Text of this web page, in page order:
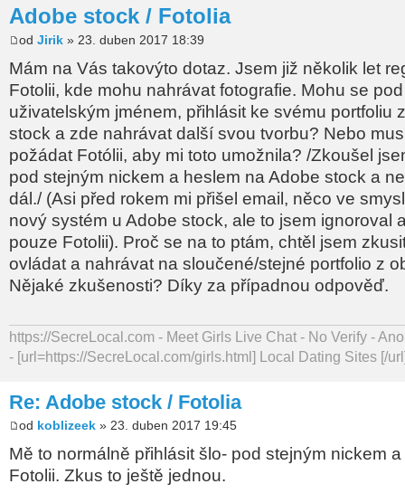
Adobe stock / Fotolia
od Jirik » 23. duben 2017 18:39
Mám na Vás takovýto dotaz. Jsem již několik let
Fotolii, kde mohu nahrávat fotografie. Mohu se
uživatelským jménem, přihlásit ke svému portfoliu
stock a zde nahrávat další svou tvorbu? Nebo
požádat Fotólii, aby mi toto umožnila? /Zkoušel
pod stejným nickem a heslem na Adobe stock a
dál./ (Asi před rokem mi přišel email, něco ve
nový systém u Adobe stock, ale to jsem ignoroval
pouze Fotolii). Proč se na to ptám, chtěl jsem
ovládat a nahrávat na sloučené/stejné portfolio z
Nějaké zkušenosti? Díky za případnou odpověď.
https://SecreLocal.com - Meet Girls Live Chat - No Verify -
- [url=https://SecreLocal.com/girls.html] Local Dating Sites [/
Re: Adobe stock / Fotolia
od koblizeek » 23. duben 2017 19:45
Mě to normálně přihlásit šlo- pod stejným nickem
Fotolii. Zkus to ještě jednou.